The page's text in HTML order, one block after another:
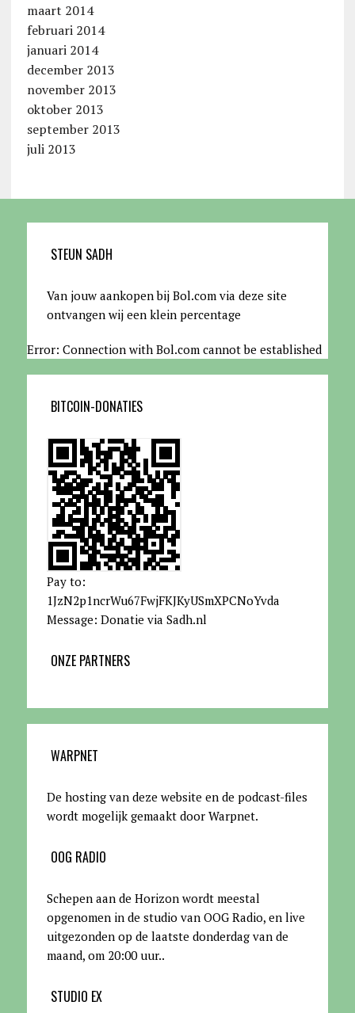
maart 2014
februari 2014
januari 2014
december 2013
november 2013
oktober 2013
september 2013
juli 2013
STEUN SADH
Van jouw aankopen bij Bol.com via deze site
ontvangen wij een klein percentage
Error: Connection with Bol.com cannot be established
BITCOIN-DONATIES
Pay to:
1JzN2p1ncrWu67FwjFKJKyUSmXPCNoYvda
Message: Donatie via Sadh.nl
ONZE PARTNERS
WARPNET
De hosting van deze website en de podcast-files
wordt mogelijk gemaakt door Warpnet.
OOG RADIO
Schepen aan de Horizon wordt meestal
opgenomen in de studio van OOG Radio, en live
uitgezonden op de laatste donderdag van de
maand, om 20:00 uur..
STUDIO EX